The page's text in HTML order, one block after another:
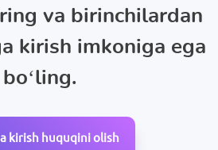
va birinchilardan
kirish imkoniga ega
bo‘ling.
kirish huquqini olish